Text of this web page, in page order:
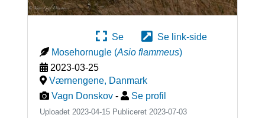
Se
Se link-side
Mosehornugle (Asio flammeus)
2023-03-25
Værnengene, Danmark
Vagn Donskov - Se profil
Uploadet 2023-04-15 Publiceret 2023-07-03